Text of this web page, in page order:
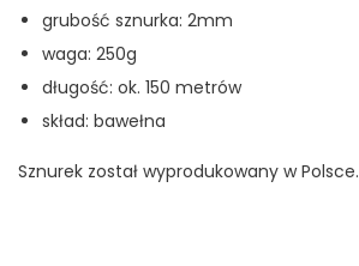
grubość sznurka: 2mm
waga: 250g
długość: ok. 150 metrów
skład: bawełna
Sznurek został wyprodukowany w Polsce.